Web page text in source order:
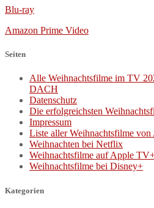
Blu-ray
Amazon Prime Video
Seiten
Alle Weihnachtsfilme im TV
DACH
Datenschutz
Die erfolgreichsten
Impressum
Liste aller Weihnachtsfilme von
Weihnachten bei Netflix
Weihnachtsfilme auf Apple
Weihnachtsfilme bei Disney+
Kategorien